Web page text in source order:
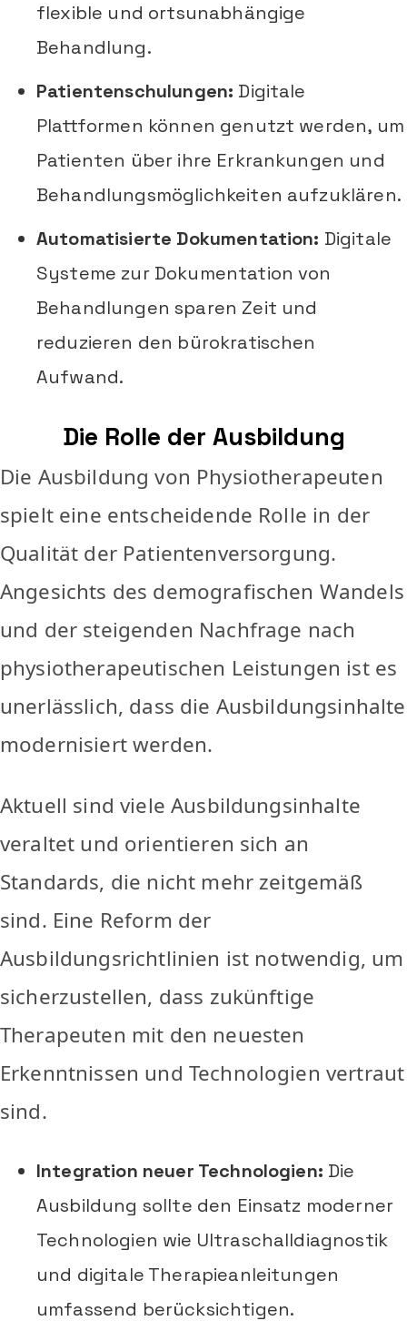
flexible und ortsunabhängige
Behandlung.
Patientenschulungen: Digitale
Plattformen können genutzt werden, um
Patienten über ihre Erkrankungen und
Behandlungsmöglichkeiten aufzuklären.
Automatisierte Dokumentation: Digitale
Systeme zur Dokumentation von
Behandlungen sparen Zeit und
reduzieren den bürokratischen
Aufwand.
Die Rolle der Ausbildung
Die Ausbildung von Physiotherapeuten
spielt eine entscheidende Rolle in der
Qualität der Patientenversorgung.
Angesichts des demografischen Wandels
und der steigenden Nachfrage nach
physiotherapeutischen Leistungen ist es
unerlässlich, dass die Ausbildungsinhalte
modernisiert werden.
Aktuell sind viele Ausbildungsinhalte
veraltet und orientieren sich an
Standards, die nicht mehr zeitgemäß
sind. Eine Reform der
Ausbildungsrichtlinien ist notwendig, um
sicherzustellen, dass zukünftige
Therapeuten mit den neuesten
Erkenntnissen und Technologien vertraut
sind.
Integration neuer Technologien: Die
Ausbildung sollte den Einsatz moderner
Technologien wie Ultraschalldiagnostik
und digitale Therapieanleitungen
umfassend berücksichtigen.